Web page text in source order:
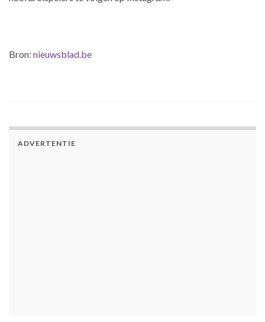
Bron: nieuwsblad.be
ADVERTENTIE